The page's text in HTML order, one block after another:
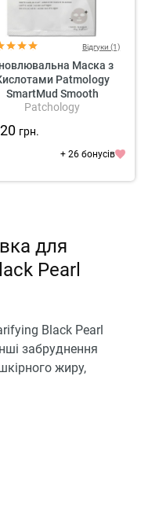
Відгуки (1)
Маска з
Patmology
SmartMud Smooth
No-Mess Mud
Patchology
грн.
+ 26 бонусів
для
Pearl
Black Pearl
забруднення
жиру,